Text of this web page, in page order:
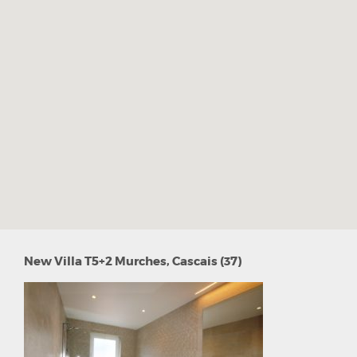
New Villa T5+2 Murches, Cascais (37)